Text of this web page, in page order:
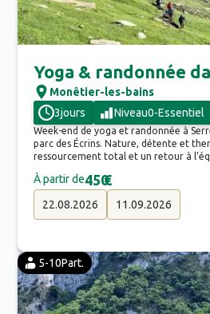
Yoga & randonnée
Monêtier-les-bains
3jours Niveau0-Essentiel
Week-end de yoga et randonnée à
parc des Écrins. Nature, détente et
ressourcement total et un retour à
À partir de450€
22.08.2026 11.09.2026
5-10Part.